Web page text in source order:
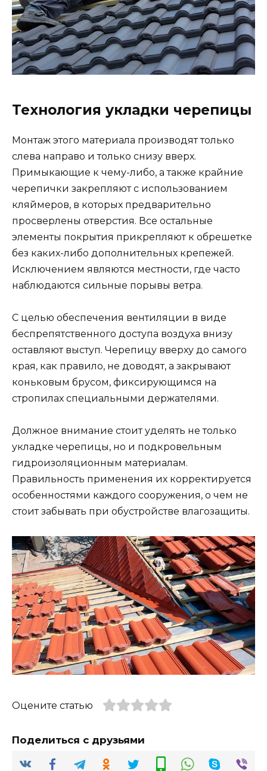
Технология укладки черепицы
Монтаж этого материала производят только
слева направо и только снизу вверх.
Примыкающие к чему-либо, а также крайние
черепички закрепляют с использованием
кляймеров, в которых предварительно
просверлены отверстия. Все остальные
элементы покрытия прикрепляют к обрешетке
без каких-либо дополнительных крепежей.
Исключением являются местности, где часто
наблюдаются сильные порывы ветра.
С целью обеспечения вентиляции в виде
беспрепятственного доступа воздуха внизу
оставляют выступ. Черепицу вверху до самого
края, как правило, не доводят, а закрывают
коньковым брусом, фиксирующимся на
стропилах специальными держателями.
Должное внимание стоит уделять не только
укладке черепицы, но и подкровельным
гидроизоляционным материалам.
Правильность применения их корректируется
особенностями каждого сооружения, о чем не
стоит забывать при обустройстве влагозащиты.
Оцените статью
Поделиться с друзьями